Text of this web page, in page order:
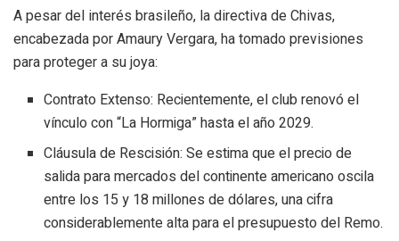
A pesar del interés brasileño, la directiva de Chivas,
encabezada por Amaury Vergara, ha tomado previsiones
para proteger a su joya:
Contrato Extenso: Recientemente, el club renovó el
vínculo con “La Hormiga” hasta el año 2029.
Cláusula de Rescisión: Se estima que el precio de
salida para mercados del continente americano oscila
entre los 15 y 18 millones de dólares, una cifra
considerablemente alta para el presupuesto del Remo.